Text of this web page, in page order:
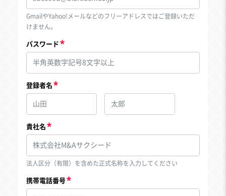
GmailやYahoo!メールなどのフリーアドレスではご登録いただ
けません。
パスワード
登録者名
貴社名
法人区分（有限）を含めた正式名称を入力してください
携帯電話番号